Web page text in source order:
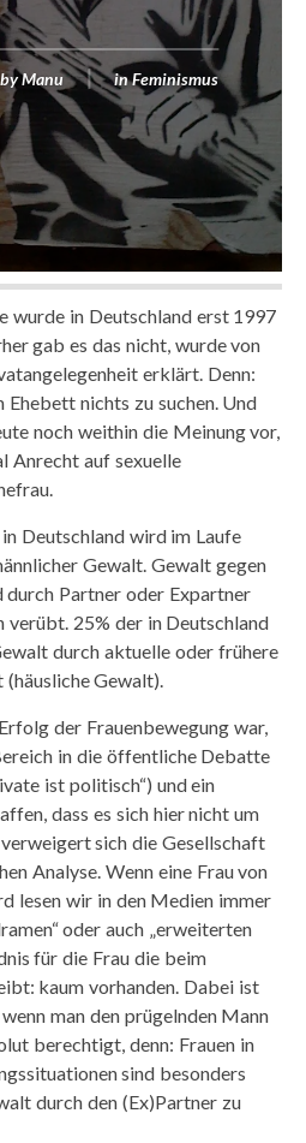
byManu inFeminismus
wurde in Deutschland erst 1997
gab es das nicht, wurde von
erklärt. Denn:
nichts zu suchen. Und
noch weithin die Meinung vor,
Anrecht auf sexuelle
Deutschland wird im Laufe
Gewalt. Gewalt gegen
durch Partner oder Expartner
verübt. 25% der in Deutschland
durch aktuelle oder frühere
Gewalt).
der Frauenbewegung war,
in die öffentliche Debatte
ist politisch“) und ein
dass es sich hier nicht um
sich die Gesellschaft
Analyse. Wenn eine Frau von
lesen wir in den Medien immer
oder auch „erweiterten
für die Frau die beim
kaum vorhanden. Dabei ist
man den prügelnden Mann
berechtigt, denn: Frauen in
sind besonders
durch den (Ex)Partner zu